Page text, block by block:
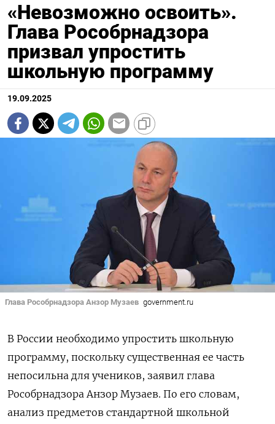
«Невозможно освоить».
Глава Рособрнадзора
призвал упростить
школьную программу
19.09.2025
Глава Рособрнадзора Анзор Музаев government.ru
В России необходимо упростить школьную
программу, поскольку существенная ее часть
непосильна для учеников, заявил глава
Рособрнадзора Анзор Музаев. По его словам,
анализ предметов стандартной школьной